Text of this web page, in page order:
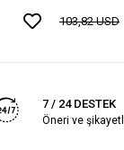
103,82 USD
7 / 24 DESTEK
Öneri ve